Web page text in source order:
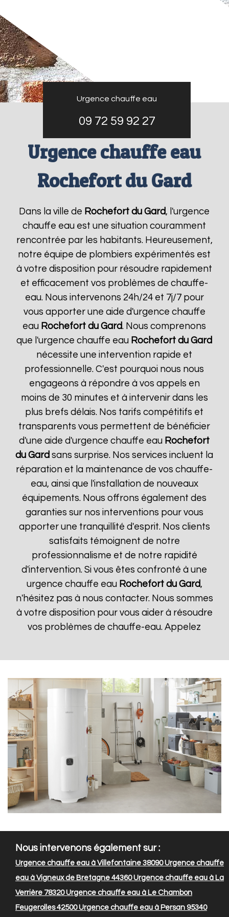
Urgence chauffe eau
09 72 59 92 27
Urgence chauffe eau
Rochefort du Gard
Dans la ville de Rochefort du Gard, l'urgence
chauffe eau est une situation couramment
rencontrée par les habitants. Heureusement,
notre équipe de plombiers expérimentés est
à votre disposition pour résoudre rapidement
et efficacement vos problèmes de chauffe-
eau. Nous intervenons 24h/24 et 7j/7 pour
vous apporter une aide d'urgence chauffe
eau Rochefort du Gard. Nous comprenons
que l'urgence chauffe eau Rochefort du Gard
nécessite une intervention rapide et
professionnelle. C'est pourquoi nous nous
engageons à répondre à vos appels en
moins de 30 minutes et à intervenir dans les
plus brefs délais. Nos tarifs compétitifs et
transparents vous permettent de bénéficier
d'une aide d'urgence chauffe eau Rochefort
du Gard sans surprise. Nos services incluent la
réparation et la maintenance de vos chauffe-
eau, ainsi que l'installation de nouveaux
équipements. Nous offrons également des
garanties sur nos interventions pour vous
apporter une tranquillité d'esprit. Nos clients
satisfaits témoignent de notre
professionnalisme et de notre rapidité
d'intervention. Si vous êtes confronté à une
urgence chauffe eau Rochefort du Gard,
n'hésitez pas à nous contacter. Nous sommes
à votre disposition pour vous aider à résoudre
vos problèmes de chauffe-eau. Appelez
Nous intervenons également sur :
Urgence chauffe eau à Villefontaine 38090Urgence chauffe
eau à Vigneux de Bretagne 44360Urgence chauffe eau à La
Verrière 78320Urgence chauffe eau à Le Chambon
Feugerolles 42500Urgence chauffe eau à Persan 95340